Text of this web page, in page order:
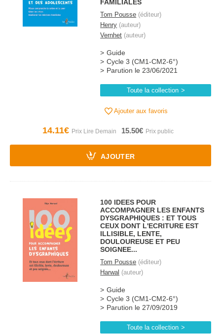
FAMILIALES
Tom Pousse (éditeur)
Henry (auteur)
Vernhet (auteur)
Guide
Cycle 3 (CM1-CM2-6°)
Parution le 23/06/2021
Toute la collection
Ajouter aux favoris
14.11€ 15.50€
AJOUTER
100 IDEES POUR
ACCOMPAGNER LES ENFANTS
DYSGRAPHIQUES : ET TOUS
CEUX DONT L'ECRITURE EST
ILLISIBLE, LENTE,
DOULOUREUSE ET PEU
SOIGNEE...
Tom Pousse (éditeur)
Harwal (auteur)
Guide
Cycle 3 (CM1-CM2-6°)
Parution le 27/09/2019
Toute la collection